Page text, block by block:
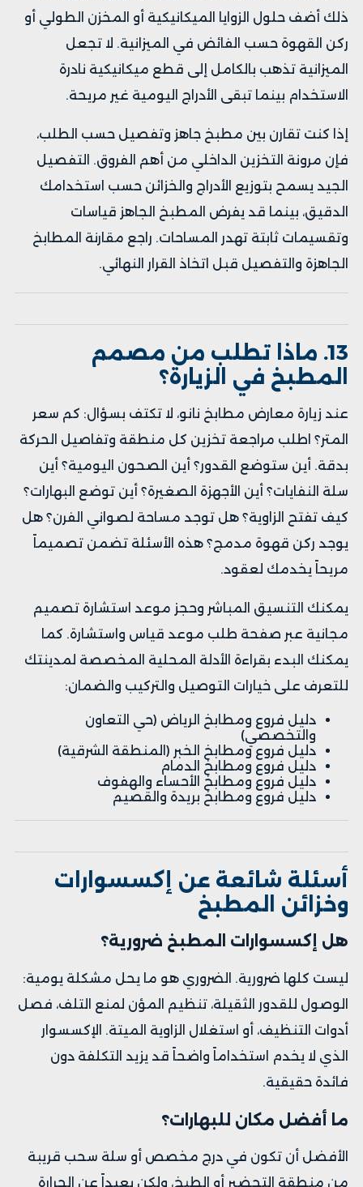
ذلك أضف حلول الزوايا الميكانيكية أو المخزن الطولي أو
ركن القهوة حسب الفائض في الميزانية. لا تجعل
الميزانية تذهب بالكامل إلى قطع ميكانيكية نادرة
الاستخدام بينما تبقى الأدراج اليومية غير مريحة.
إذا كنت تقارن بين مطبخ جاهز وتفصيل حسب الطلب،
فإن مرونة التخزين الداخلي من أهم الفروق. التفصيل
الجيد يسمح بتوزيع الأدراج والخزائن حسب استخدامك
الدقيق، بينما قد يفرض المطبخ الجاهز قياسات
وتقسيمات ثابتة تهدر المساحات. راجع مقارنة المطابخ
الجاهزة والتفصيل قبل اتخاذ القرار النهائي.
13. ماذا تطلب من مصمم
المطبخ في الزيارة؟
عند زيارة معارض مطابخ نانو، لا تكتف بسؤال: كم سعر
المتر؟ اطلب مراجعة تخزين كل منطقة وتفاصيل الحركة
بدقة. أين ستوضع القدور؟ أين الصحون اليومية؟ أين
سلة النفايات؟ أين الأجهزة الصغيرة؟ أين توضع البهارات؟
كيف تفتح الزاوية؟ هل توجد مساحة لصواني الفرن؟ هل
يوجد ركن قهوة مدمج؟ هذه الأسئلة تضمن تصميماً
مريحاً يخدمك لعقود.
يمكنك التنسيق المباشر وحجز موعد استشارة تصميم
مجانية عبر صفحة طلب موعد قياس واستشارة. كما
يمكنك البدء بقراءة الأدلة المحلية المخصصة لمدينتك
للتعرف على خيارات التوصيل والتركيب والضمان:
دليل فروع ومطابخ الرياض (حي التعاون
والتخصصي)
دليل فروع ومطابخ الخبر (المنطقة الشرقية)
دليل فروع ومطابخ الدمام
دليل فروع ومطابخ الأحساء والهفوف
دليل فروع ومطابخ بريدة والقصيم
أسئلة شائعة عن إكسسوارات
وخزائن المطبخ
هل إكسسوارات المطبخ ضرورية؟
ليست كلها ضرورية. الضروري هو ما يحل مشكلة يومية:
الوصول للقدور الثقيلة، تنظيم المؤن لمنع التلف، فصل
أدوات التنظيف، أو استغلال الزاوية الميتة. الإكسسوار
الذي لا يخدم استخداماً واضحاً قد يزيد التكلفة دون
فائدة حقيقية.
ما أفضل مكان للبهارات؟
الأفضل أن تكون في درج مخصص أو سلة سحب قريبة
من منطقة التحضير أو الطبخ، ولكن بعيداً عن الحرارة